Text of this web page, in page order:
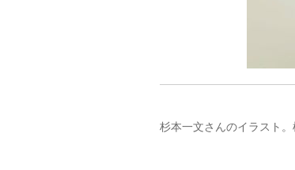
杉本一文さんのイラスト